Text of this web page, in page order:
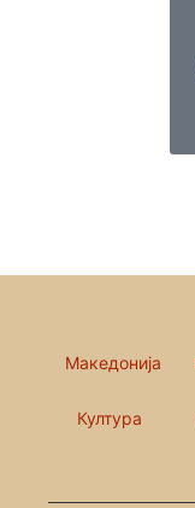
Македонија
Култура